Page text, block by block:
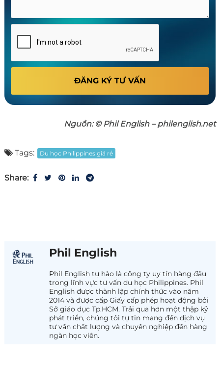
ĐĂNG KÝ TƯ VẤN
Nguồn: © Phil English – philenglish.net
Tags: Du học Philippines giá rẻ
Share:
Phil English
Phil English tự hào là công ty uy tín hàng đầu
trong lĩnh vực tư vấn du học Philippines. Phil
English được thành lập chính thức vào năm
2014 và được cấp Giấy cấp phép hoạt động bởi
Sở giáo dục Tp.HCM. Trải qua hơn một thập kỷ
phát triển, chúng tôi tự tin mang đến dịch vụ
tư vấn chất lượng và chuyên nghiệp đến hàng
ngàn học viên.